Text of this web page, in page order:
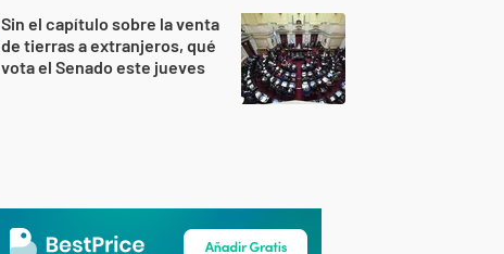
Sin el capítulo sobre la venta
de tierras a extranjeros, qué
vota el Senado este jueves